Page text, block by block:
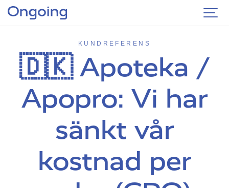
KUNDREFERENS
🇩🇰 Apoteka /
Apopro: Vi har
sänkt vår
kostnad per